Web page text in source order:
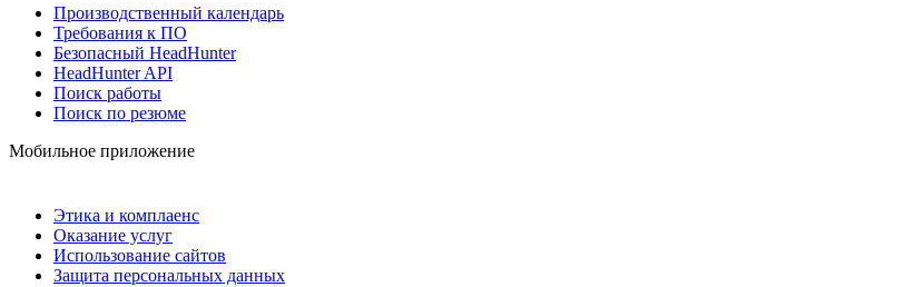
Производственный календарь
Требования к ПО
Безопасный HeadHunter
HeadHunter API
Поиск работы
Поиск по резюме
Мобильное приложение
Этика и комплаенс
Оказание услуг
Использование сайтов
Защита персональных данных